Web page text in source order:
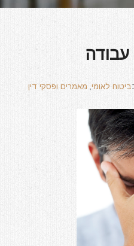
עבודה
ביטוח לאומי, מאמרים ופסקי דין